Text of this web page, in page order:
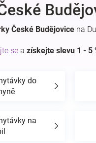
České Budějovice na
se a získejte slevu 1 - 5
do
na